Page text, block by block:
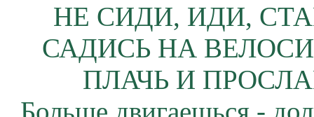
НЕ СИДИ, ИДИ,
САДИСЬ НА
ПЛАЧЬ И
Больше двигаешься -